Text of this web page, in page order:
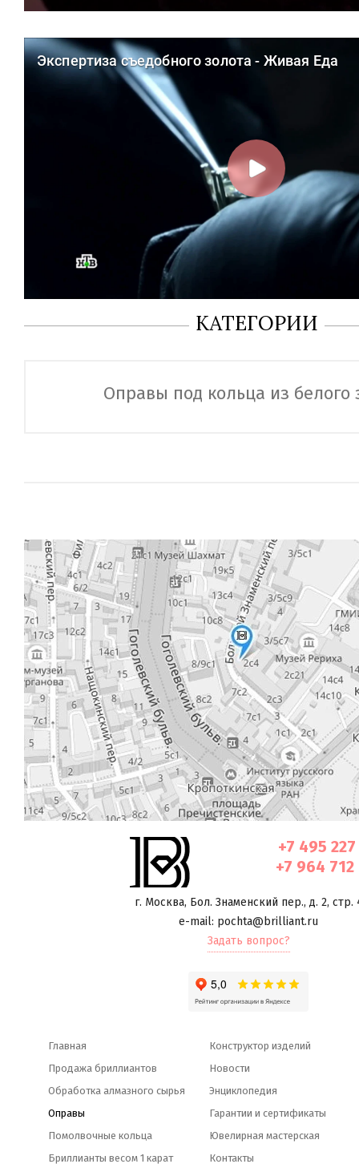
КАТЕГОРИИ
Оправы под кольца из белого
+7 495
+7 964
г. Москва, Бол. Знаменский пер., д. 2, стр.
e-mail: pochta@brilliant.ru
Задать вопрос?
Главная
Продажа бриллиантов
Обработка алмазного сырья
Оправы
Помолвочные кольца
Бриллианты весом 1 карат
Конструктор изделий
Новости
Энциклопедия
Гарантии и сертификаты
Ювелирная мастерская
Контакты